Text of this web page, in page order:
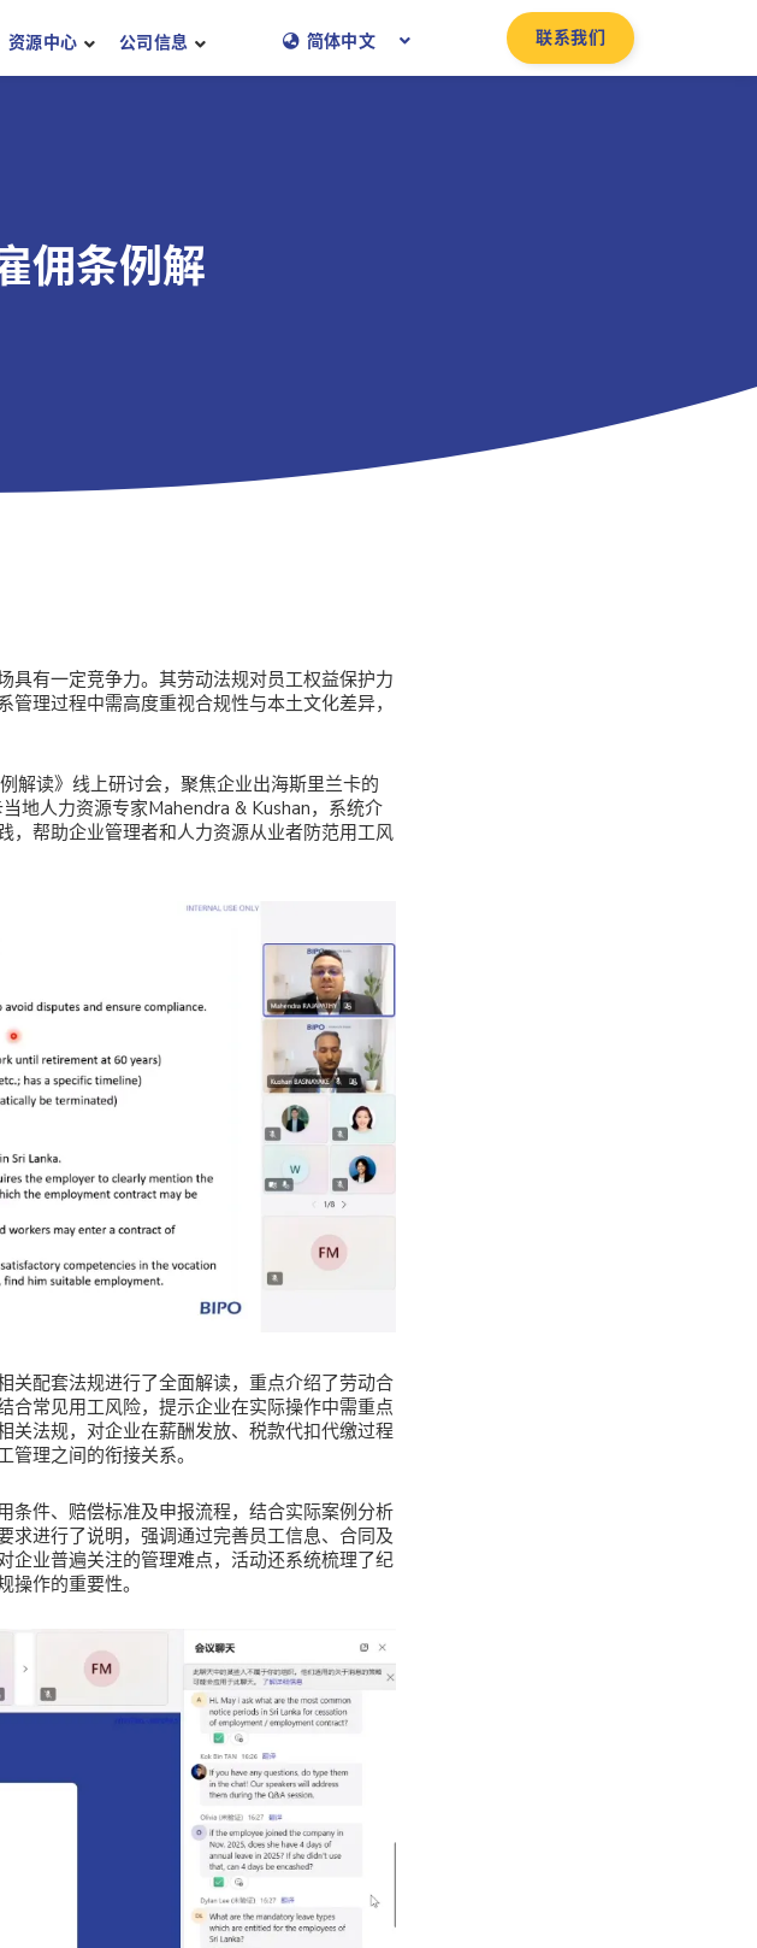
资源中心 公司信息 简体中文 联系我们
佣条例解
具有一定竞争力。其劳动法规对员工权益保护力
理过程中需高度重视合规性与本土文化差异，
解读》线上研讨会，聚焦企业出海斯里兰卡的
地人力资源专家Mahendra & Kushan，系统介
，帮助企业管理者和人力资源从业者防范用工风
关配套法规进行了全面解读，重点介绍了劳动合
合常见用工风险，提示企业在实际操作中需重点
关法规，对企业在薪酬发放、税款代扣代缴过程
理之间的衔接关系。
条件、赔偿标准及申报流程，结合实际案例分析
求进行了说明，强调通过完善员工信息、合同及
企业普遍关注的管理难点，活动还系统梳理了纪
作的重要性。